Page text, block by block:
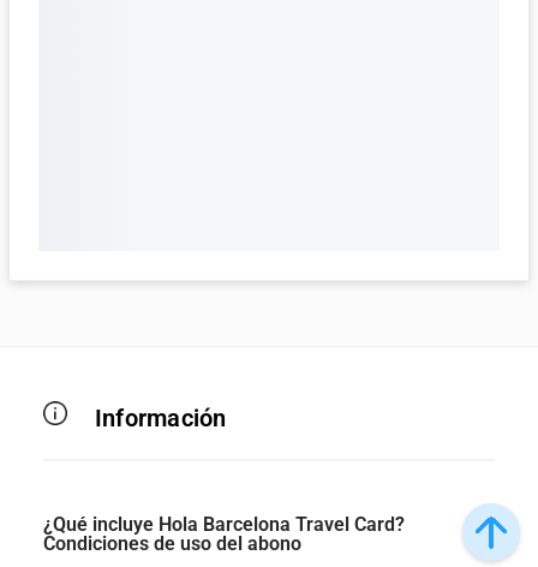
Información
¿Qué incluye Hola Barcelona Travel Card?
Condiciones de uso del abono